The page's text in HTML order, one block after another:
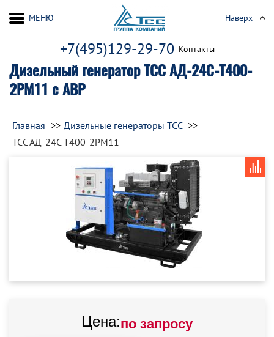
Дизельный генератор ТСС АД-24С-Т400-
2РМ11 с АВР
+7(495)129-29-70 Контакты
МЕНЮ Наверх
Главная
Дизельные генераторы ТСС
ТСС АД-24С-Т400-2РМ11
Цена:по запросу